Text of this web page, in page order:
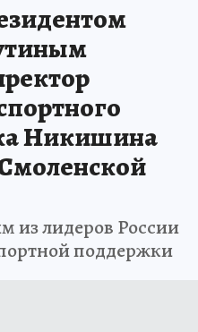
Никишина
из лидеров России
поддержки